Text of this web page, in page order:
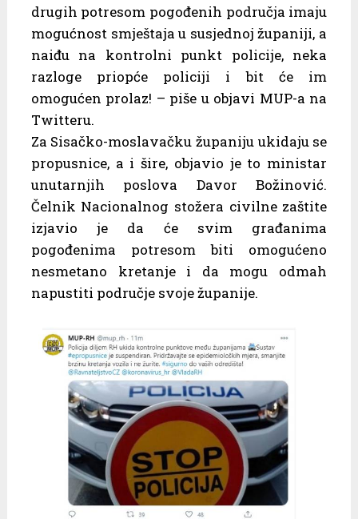
drugih potresom pogođenih područja imaju
mogućnost smještaja u susjednoj županiji, a
naiđu na kontrolni punkt policije, neka
razloge priopće policiji i bit će im
omogućen prolaz! – piše u objavi MUP-a na
Twitteru.
Za Sisačko-moslavačku županiju ukidaju se
propusnice, a i šire, objavio je to ministar
unutarnjih poslova Davor Božinović.
Čelnik Nacionalnog stožera civilne zaštite
izjavio je da će svim građanima
pogođenima potresom biti omogućeno
nesmetano kretanje i da mogu odmah
napustiti područje svoje županije.